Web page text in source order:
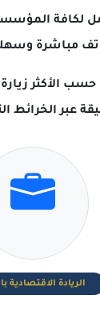
لكافة
مباشرة
الأكثر زيارة
عبر الخرائط
الريادة الاقتصادية